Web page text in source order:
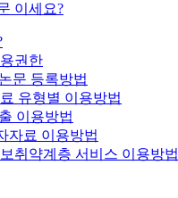
이세요?
권한
문 등록방법
유형별 이용방법
이용방법
자료 이용방법
취약계층 서비스 이용방법